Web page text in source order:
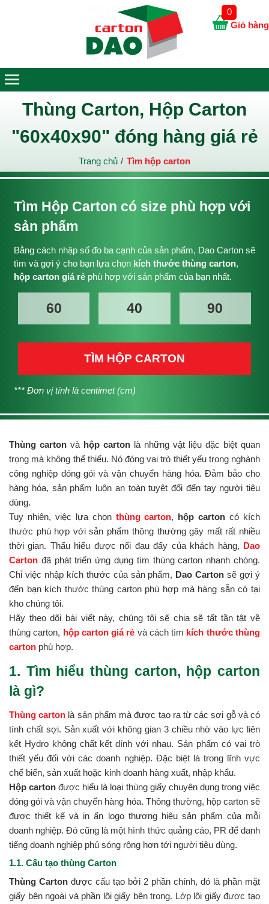
Thùng Carton, Hộp Carton
"60x40x90" đóng hàng giá rẻ
Trang chủ Tìm hộp carton
Tìm Hộp Carton có size phù hợp với
sản phẩm
Bằng cách nhập số đo ba cạnh của sản phẩm, Dao Carton sẽ
tìm và gợi ý cho bạn lựa chọn kích thước thùng carton,
hộp carton giá rẻphù hợp với sản phẩm của bạn nhất.
TÌM HỘP CARTON
*** Đơn vị tính là centimet (cm)
Thùng carton và hộp carton là những vật liệu đặc biệt quan
trọng mà không thể thiếu. Nó đóng vai trò thiết yếu trong nghành
công nghiệp đóng gói và vận chuyển hàng hóa. Đảm bảo cho
hàng hóa, sản phẩm luôn an toàn tuyệt đối đến tay người tiêu
dùng.
Tuy nhiên, việc lựa chọn thùng carton, hộp carton có kích
thước phù hợp với sản phẩm thông thường gây mất rất nhiều
thời gian. Thấu hiểu được nổi đau đấy của khách hàng, Dao
Carton đã phát triển ứng dụng tìm thùng carton nhanh chóng.
Chỉ việc nhập kích thước của sản phẩm, Dao Carton sẽ gợi ý
đến bạn kích thước thùng carton phù hợp mà hàng sẵn có tại
kho chúng tôi.
Hãy theo dõi bài viết này, chúng tôi sẽ chia sẽ tất tần tật về
thùng carton, hộp carton giá rẻ và cách tìm kích thước thùng
carton phù hợp.
1. Tìm hiểu thùng carton, hộp carton
là gì?
Thùng carton là sản phẩm mà được tạo ra từ các sợi gỗ và có
tính chất sợi. Sản xuất với không gian 3 chiều nhờ vào lực liên
kết Hydro không chất kết dính với nhau. Sản phẩm có vai trò
thiết yếu đối với các doanh nghiệp. Đặc biệt là trong lĩnh vực
chế biến, sản xuất hoặc kinh doanh hàng xuất, nhập khẩu.
Hộp carton được hiểu là loại thùng giấy chuyên dụng trong việc
đóng gói và vận chuyển hàng hóa. Thông thường, hộp carton sẽ
được thiết kế và in ấn logo thương hiệu sản phẩm của mỗi
doanh nghiệp. Đó cũng là một hình thức quảng cáo, PR để danh
tiếng doanh nghiệp phủ sóng rộng hơn tới người tiêu dùng.
1.1. Cấu tạo thùng Carton
Thùng Carton được cấu tạo bởi 2 phần chính, đó là phần mặt
giấy bên ngoài và phần lõi giấy bên trong. Lớp lõi giấy được tạo
Giỏ hàng
0